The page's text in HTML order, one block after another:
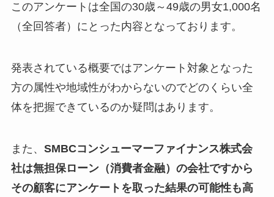
このアンケートは全国の30歳～49歳の男女1,000名
（全回答者）にとった内容となっております。
発表されている概要ではアンケート対象となった
方の属性や地域性がわからないのでどのくらい全
体を把握できているのか疑問はあります。
また、 SMBCコンシューマーファイナンス株式会
社は無担保ローン（消費者金融）の会社ですから
その顧客にアンケートを取った結果の可能性も高